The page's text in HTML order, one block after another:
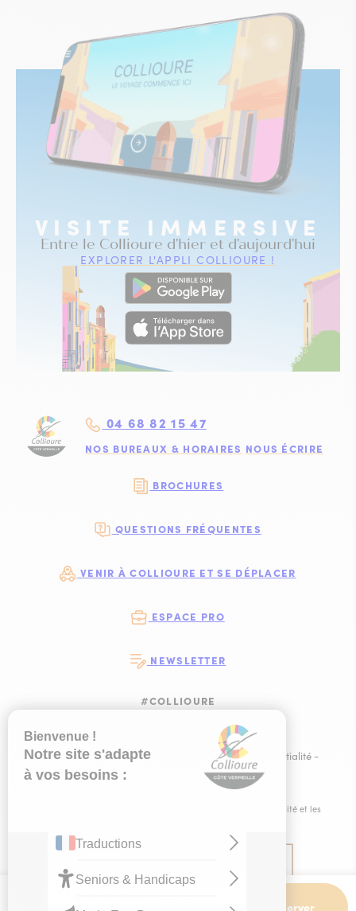
Réserver
VISITE IMMERSIVE
Entre le Collioure d'hier et d'aujourd'hui
EXPLORER L'APPLI COLLIOURE !
04 68 82 15 47
NOS BUREAUX & HORAIRES NOUS ÉCRIRE
BROCHURES
QUESTIONS FRÉQUENTES
VENIR À COLLIOURE ET SE DÉPLACER
ESPACE PRO
NEWSLETTER
#COLLIOURE
SUIVEZ-NOUS
SUIVEZ-NOUS
SUIVEZ-
SUIVEZ-
Plan du site -Mentions légales Politique de confidentialité -
Ce site est éco-conçu !
Éditer mes cookies
IRIS Interactive
règles de confidentialitéet les